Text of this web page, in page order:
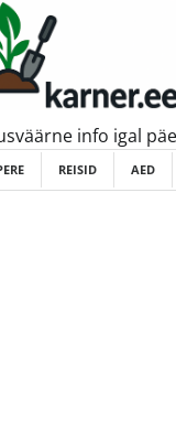
info igal
REISID AED